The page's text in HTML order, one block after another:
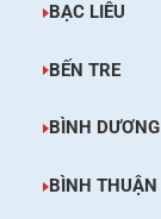
BẠC LIÊU
BẾN TRE
BÌNH DƯƠNG
BÌNH THUẬN